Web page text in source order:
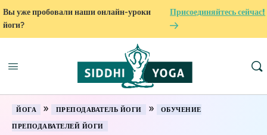
Вы уже пробовали наши онлайн-уроки
йоги?
Присоединяйтесь сейчас!
ЙОГА » ПРЕПОДАВАТЕЛЬ ЙОГИ »
ОБУЧЕНИЕ
ПРЕПОДАВАТЕЛЕЙ ЙОГИ